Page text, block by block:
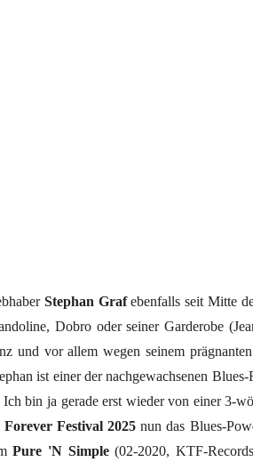
Stephan Grafebenfalls seit Mitte
Dobro oder seiner Garderobe
und vor allem wegen seinem
ist einer der nachgewachsenen
bin ja gerade erst wieder von einer 3-
Forever Festival 2025 nun das Blues-
Pure 'N Simple(02-2020, KTF-